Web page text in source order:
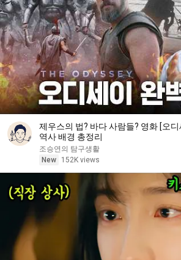
제우스의 법? 바다 사람들? 영화 [오
역사 배경 총정리
조승연의 탐구생활
New
152K views